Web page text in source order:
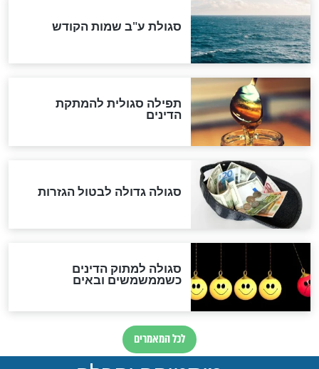
לכל המאמרים
אחרית הימים
האם אפשר לחשב את הקץ?
מה יהיה בימות המשיח?
"לפני הגאולה תהיה אפיקורסות
והכחשה גדולה מאוד של
האמונה"